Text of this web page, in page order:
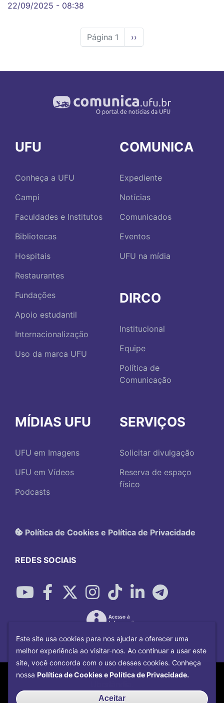
22/09/2025 - 08:38
Página 1
Próxima
página
››
UFU
Conheça a UFU
Campi
Faculdades e Institutos
Bibliotecas
Hospitais
Restaurantes
Fundações
Apoio estudantil
Internacionalização
Uso da marca UFU
COMUNICA
Expediente
Notícias
Comunicados
Eventos
UFU na mídia
DIRCO
Institucional
Equipe
Política de
Comunicação
MÍDIAS UFU
UFU em Imagens
UFU em Vídeos
Podcasts
SERVIÇOS
Solicitar divulgação
Reserva de espaço
físico
Política de Cookies e Política de Privacidade
REDES SOCIAIS
Copyright©2026Universidade Federal
Centro de Tecnologia da
Este site usa cookies para nos ajudar a oferecer uma
melhor experiência ao visitar-nos. Ao continuar a usar este
site, você concorda com o uso desses cookies. Conheça
nossa Política de Cookies e Política de Privacidade.
Aceitar